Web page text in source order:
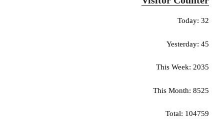
Today: 32
Yesterday: 45
This Week: 2035
This Month: 8525
Total: 104759